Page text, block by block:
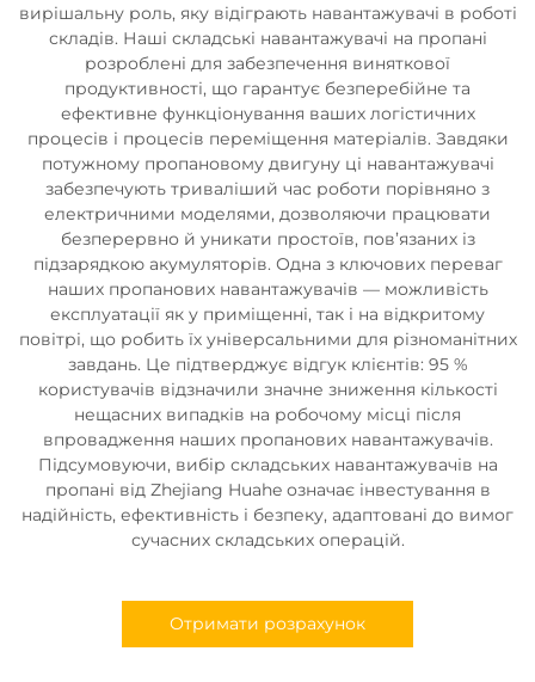
вирішальну роль, яку відіграють навантажувачі в роботі
складів. Наші складські навантажувачі на пропані
розроблені для забезпечення виняткової
продуктивності, що гарантує безперебійне та
ефективне функціонування ваших логістичних
процесів і процесів переміщення матеріалів. Завдяки
потужному пропановому двигуну ці навантажувачі
забезпечують триваліший час роботи порівняно з
електричними моделями, дозволяючи працювати
безперервно й уникати простоїв, пов’язаних із
підзарядкою акумуляторів. Одна з ключових переваг
наших пропанових навантажувачів — можливість
експлуатації як у приміщенні, так і на відкритому
повітрі, що робить їх універсальними для різноманітних
завдань. Це підтверджує відгук клієнтів: 95 %
користувачів відзначили значне зниження кількості
нещасних випадків на робочому місці після
впровадження наших пропанових навантажувачів.
Підсумовуючи, вибір складських навантажувачів на
пропані від Zhejiang Huahe означає інвестування в
надійність, ефективність і безпеку, адаптовані до вимог
сучасних складських операцій.
Отримати розрахунок